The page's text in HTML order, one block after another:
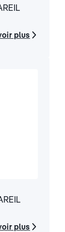
plus
plus